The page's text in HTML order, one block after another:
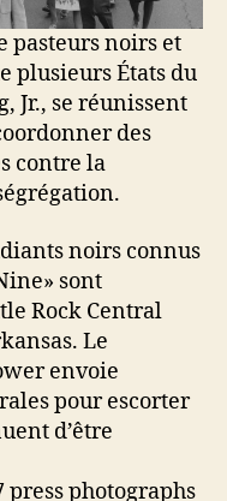
pasteurs noirs et
plusieurs États du
Jr., se réunissent
des
contre la
noirs connus
sont
Rock Central
Le
envoie
pour escorter
d’être